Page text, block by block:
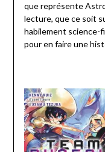
que représente
lecture, que ce soit
habilement science-
pour en faire une